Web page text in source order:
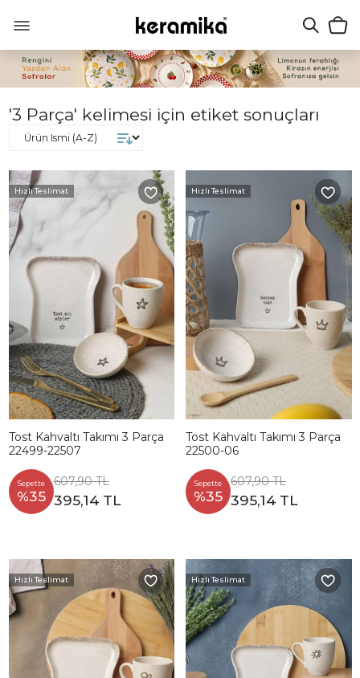
'3 Parça' kelimesi için etiket sonuçları
Hızlı Teslimat
Tost Kahvaltı Takımı 3 Parça
22499-22507
Sepette
%35
607,90 TL
395,14 TL
Hızlı Teslimat
Tost Kahvaltı Takımı 3 Parça
22500-06
Sepette
%35
607,90 TL
395,14 TL
Hızlı Teslimat Hızlı Teslimat